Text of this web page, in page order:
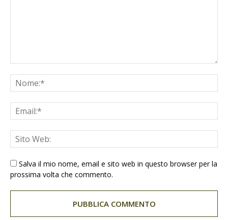
Salva il mio nome, email e sito web in questo browser per la
prossima volta che commento.